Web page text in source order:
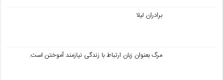
برادران لیلا
مرگ بعنوان زبان ارتباط با زندگی نیازمند آموختن است.